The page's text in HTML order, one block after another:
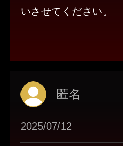
いさせてください。
匿名
2025/07/12